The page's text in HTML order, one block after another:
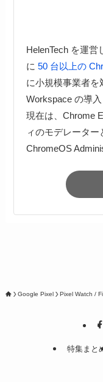
HelenTech を運営
に 50 台以上の
に小規模事業者を
Workspace の導
現在は、Chrome
ィのモデレータ
ChromeOS
Google Pixel Pixel Watch /
特集まと